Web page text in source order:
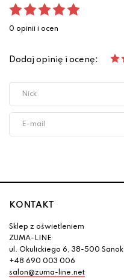
0 opinii i ocen
Dodaj opinię i ocenę:
KONTAKT
Sklep z oświetleniem
ZUMA-LINE
ul. Okulickiego 6, 38-500 Sanok
+48 690 003 006
salon@zuma-line.net